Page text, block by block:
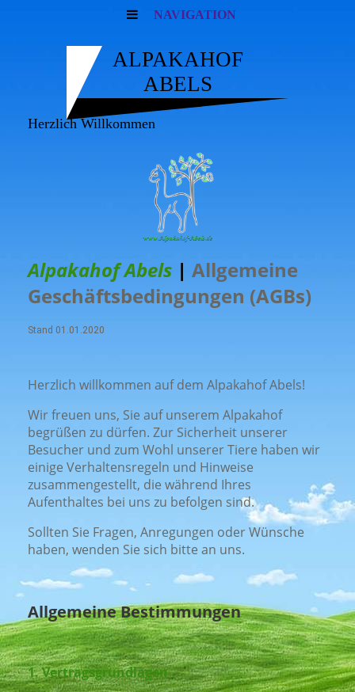
NAVIGATION
ALPAKAHOF
ABELS
Herzlich Willkommen
Alpakahof Abels | Allgemeine
Geschäftsbedingungen (AGBs)
Stand 01.01.2020
Herzlich willkommen auf dem Alpakahof Abels!
Wir freuen uns, Sie auf unserem Alpakahof
begrüßen zu dürfen. Zur Sicherheit unserer
Besucher und zum Wohl unserer Tiere haben wir
einige Verhaltensregeln und Hinweise
zusammengestellt, die während Ihres
Aufenthaltes bei uns zu befolgen sind.
Sollten Sie Fragen, Anregungen oder Wünsche
haben, wenden Sie sich bitte an uns.
Allgemeine Bestimmungen
1.Vertragsgrundlagen